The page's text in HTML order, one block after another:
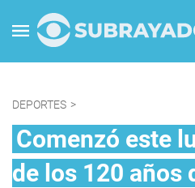
DEPORTES >
Comenzó este
de los 120 años